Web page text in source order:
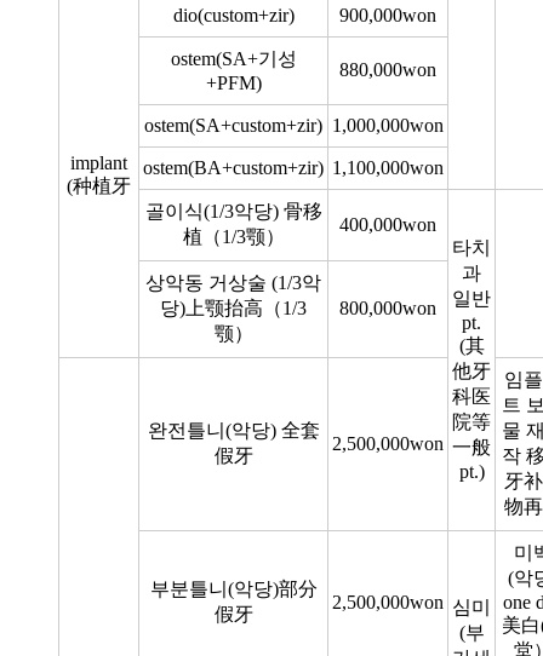
implant
(种植牙
dio(custom+zir) 900,000won
ostem(SA+기성
+PFM)
880,000won
ostem(SA+custom+zir) 1,000,000won
ostem(BA+custom+zir) 1,100,000won
골이식(1/3악당) 骨移
植（1/3颚）
400,000won
타치
과
일반
pt.
(其
他牙
科医
院等
一般
pt.)
상악동 거상술 (1/3악
당)上颚抬高（1/3
颚）
800,000won
완전틀니(악당) 全套
假牙
2,500,000won
임
트
물
작
牙
物
부분틀니(악당)部分
假牙
2,500,000won 심미
(부
미
(악
one
美
堂